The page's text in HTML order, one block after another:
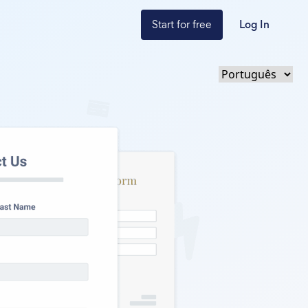
Start for free Log In